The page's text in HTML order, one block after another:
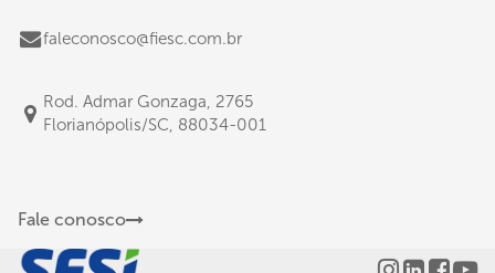
faleconosco@fiesc.com.br
Rod. Admar Gonzaga, 2765
Florianópolis/SC, 88034-001
Fale conosco